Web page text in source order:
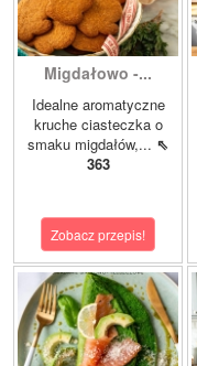
Migdałowo -...
Idealne aromatyczne
kruche ciasteczka o
smaku migdałów,... ⇖
363
Zobacz przepis!